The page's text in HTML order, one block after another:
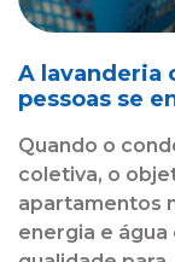
A lavanderia
pessoas se
Quando o
coletiva, o
apartamentos
energia e